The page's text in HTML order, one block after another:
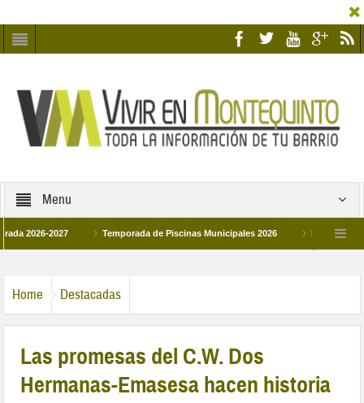
Menu
2027 Temporada de Piscinas Municipales 2026 Los Campus de
Home Destacadas
Las promesas del C.W. Dos
Hermanas-Emasesa hacen historia